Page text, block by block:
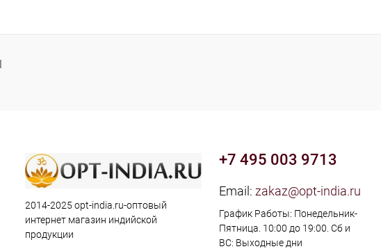
2014-2025 opt-india.ru-оптовый
интернет магазин индийской
продукции
+7 495 003 9713
Email: zakaz@opt-india.ru
График Работы: Понедельник-
Пятница. 10:00 до 19:00. Сб и
ВС: Выходные дни